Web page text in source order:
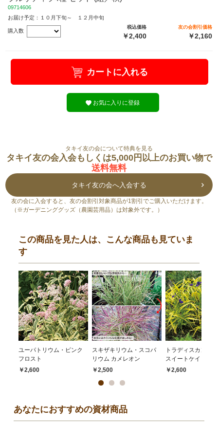
09714606
お届け予定：１０月下旬～ １２月中旬
購入数
税込価格
￥2,400
友の会割引価格
￥2,160
カートに入れる
お気に入りに登録
タキイ友の会について特典を見る
タキイ友の会入会もしくは5,000円以上のお買い物で
送料無料
タキイ友の会へ入会する
友の会に入会すると、友の会割引対象商品が1割引でご購入いただけます。
（※ガーデニンググッズ（農園芸用品）は対象外です。）
この商品を見た人は、こんな商品も見ていま
す
ユーパトリウム・ピンク
フロスト
￥2,600
スキザキリウム・スコパ
リウム カメレオン
￥2,500
トラディスカンテ
スイートケイト
￥2,600
あなたにおすすめの資材商品